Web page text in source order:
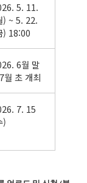
5. 11.
) ~ 5. 22.
) 18:00
6월 말
월 초 개최
7. 15
)